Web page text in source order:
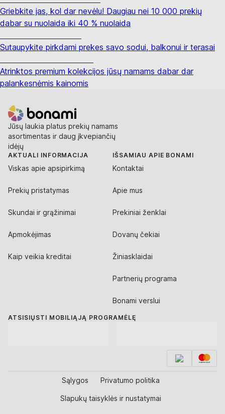
Griebkite jas, kol dar nevėlu! Daugiau nei 10 000 prekių
dabar su nuolaida iki 40 % nuolaida
Sutaupykite pirkdami prekes savo sodui, balkonui ir terasai
Atrinktos premium kolekcijos jūsų namams dabar dar
palankesnėmis kainomis
Jūsų laukia platus prekių namams
asortimentas ir daug įkvepiančių
idėjų
AKTUALI INFORMACIJA
Viskas apie apsipirkimą
Prekių pristatymas
Skundai ir grąžinimai
Apmokėjimas
Kaip veikia kreditai
IŠSAMIAU APIE BONAMI
Kontaktai
Apie mus
Prekiniai ženklai
Dovanų čekiai
Žiniasklaidai
Partnerių programa
Bonami verslui
ATSISIŲSTI MOBILIĄJĄ PROGRAMĖLĘ
Sąlygos Privatumo politika
Slapukų taisyklės ir nustatymai